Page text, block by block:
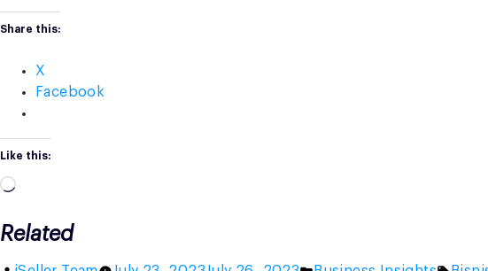
Share this:
X
Facebook
Like this:
Loading…
Related